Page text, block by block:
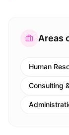
Areas
Human
Consulting